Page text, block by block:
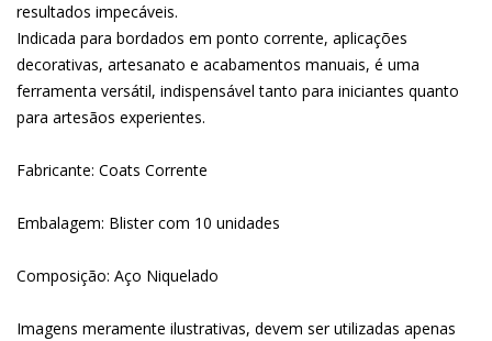
resultados impecáveis.
Indicada para bordados em ponto corrente, aplicações
decorativas, artesanato e acabamentos manuais, é uma
ferramenta versátil, indispensável tanto para iniciantes quanto
para artesãos experientes.
Fabricante: Coats Corrente
Embalagem: Blister com 10 unidades
Composição: Aço Niquelado
Imagens meramente ilustrativas, devem ser utilizadas apenas